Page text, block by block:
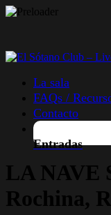
La sala
FAQs /
Contacto
Entradas
LA NAVE
Rochina,